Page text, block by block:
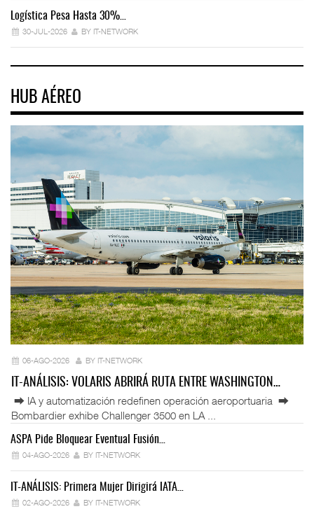
Logística Pesa Hasta 30%…
30-JUL-2026 BY IT-NETWORK
HUB AÉREO
06-AGO-2026 BY IT-NETWORK
IT-ANÁLISIS: VOLARIS ABRIRÁ RUTA ENTRE WASHINGTON…
⮕ IA y automatización redefinen operación aeroportuaria ⮕
Bombardier exhibe Challenger 3500 en LA ...
ASPA Pide Bloquear Eventual Fusión…
04-AGO-2026 BY IT-NETWORK
IT-ANÁLISIS: Primera Mujer Dirigirá IATA…
02-AGO-2026 BY IT-NETWORK